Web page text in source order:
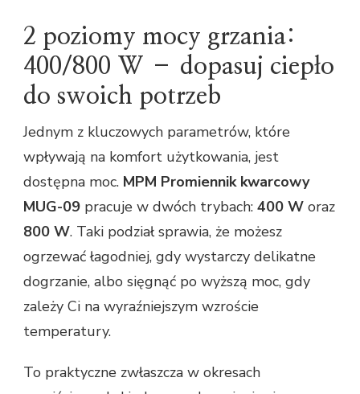
2 poziomy mocy grzania:
400/800 W – dopasuj ciepło
do swoich potrzeb
Jednym z kluczowych parametrów, które
wpływają na komfort użytkowania, jest
dostępna moc. MPM Promiennik kwarcowy
MUG-09 pracuje w dwóch trybach: 400 W oraz
800 W. Taki podział sprawia, że możesz
ogrzewać łagodniej, gdy wystarczy delikatne
dogrzanie, albo sięgnąć po wyższą moc, gdy
zależy Ci na wyraźniejszym wzroście
temperatury.
To praktyczne zwłaszcza w okresach